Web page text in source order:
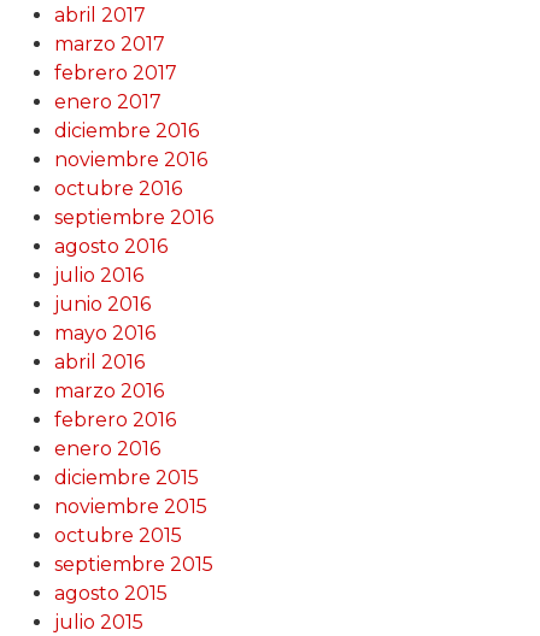
abril 2017
marzo 2017
febrero 2017
enero 2017
diciembre 2016
noviembre 2016
octubre 2016
septiembre 2016
agosto 2016
julio 2016
junio 2016
mayo 2016
abril 2016
marzo 2016
febrero 2016
enero 2016
diciembre 2015
noviembre 2015
octubre 2015
septiembre 2015
agosto 2015
julio 2015